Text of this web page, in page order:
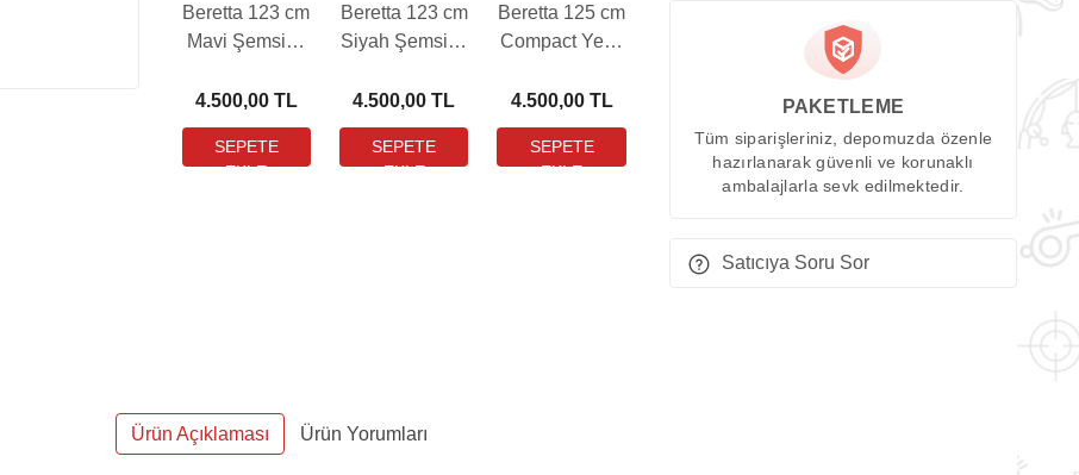
Beretta 123 cm
Mavi Şemsiye
OM021T22230504)
4.500,00 TL
Beretta 123 cm
Siyah Şemsiye
OM021T22230999)
4.500,00 TL
Beretta 125 cm
Compact Yeşil
OM031T2223071A)
4.500,00 TL PAKETLEME
Tüm siparişleriniz, depomuzda özenle
hazırlanarak güvenli ve korunaklı
ambalajlarla sevk edilmektedir.
Satıcıya Soru Sor
Ürün Açıklaması Ürün Yorumları